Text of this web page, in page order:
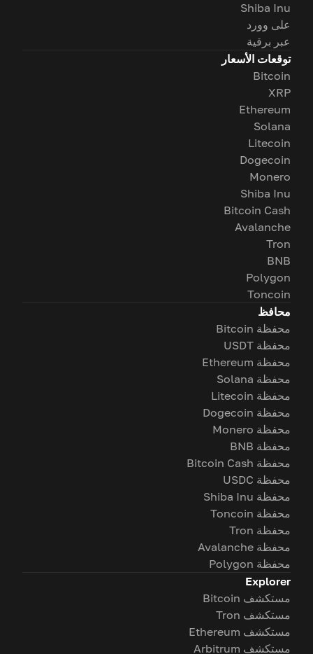
Shiba Inu
على وورد
عبر برقية
توقعات الأسعار
Bitcoin
XRP
Ethereum
Solana
Litecoin
Dogecoin
Monero
Shiba Inu
Bitcoin Cash
Avalanche
Tron
BNB
Polygon
Toncoin
محافظ
محفظة Bitcoin
محفظة USDT
محفظة Ethereum
محفظة Solana
محفظة Litecoin
محفظة Dogecoin
محفظة Monero
محفظة BNB
محفظة Bitcoin Cash
محفظة USDC
محفظة Shiba Inu
محفظة Toncoin
محفظة Tron
محفظة Avalanche
محفظة Polygon
Explorer
مستكشف Bitcoin
مستكشف Tron
مستكشف Ethereum
مستكشف Arbitrum